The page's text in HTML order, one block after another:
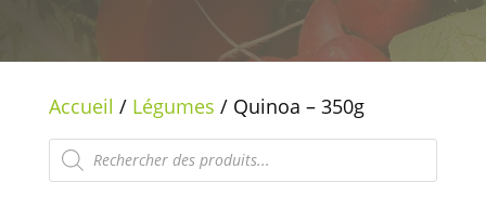
Accueil / Légumes / Quinoa – 350g
Recherche
de
produits